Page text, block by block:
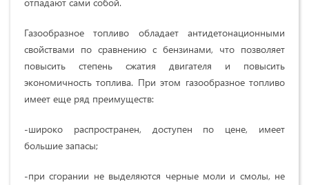
отпадают сами собой.
Газообразное топливо обладает антидетонационными
свойствами по сравнению с бензинами, что позволяет
повысить степень сжатия двигателя и повысить
экономичность топлива. При этом газообразное топливо
имеет еще ряд преимуществ:
-широко распространен, доступен по цене, имеет
большие запасы;
-при сгорании не выделяются черные моли и смолы, не